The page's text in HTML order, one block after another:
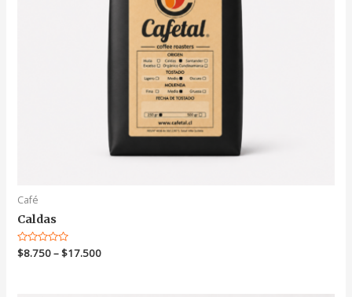
Café
Caldas
Valorado
en
$8.750–$17.500